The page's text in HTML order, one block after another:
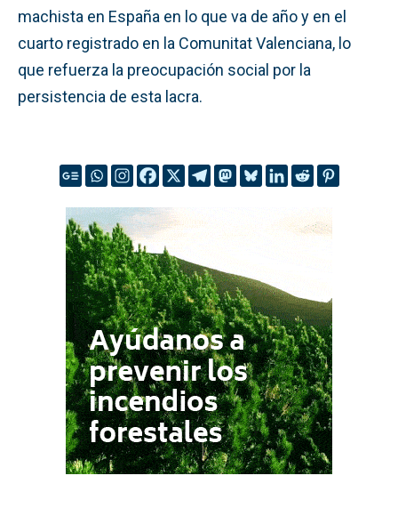
machista en España en lo que va de año y en el
cuarto registrado en la Comunitat Valenciana, lo
que refuerza la preocupación social por la
persistencia de esta lacra.